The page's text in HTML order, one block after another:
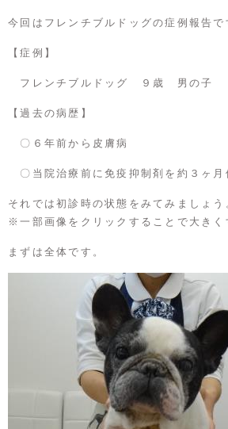
今回はフレンチブルドッグの症例報告で
【症例】
フレンチブルドッグ ９歳 男の子
【過去の病歴】
〇６年前から皮膚病
〇当院治療前に免疫抑制剤を約３ヶ月
それでは初診時の状態をみてみましょう
※一部画像をクリックすることで大きく
まずは全体です。